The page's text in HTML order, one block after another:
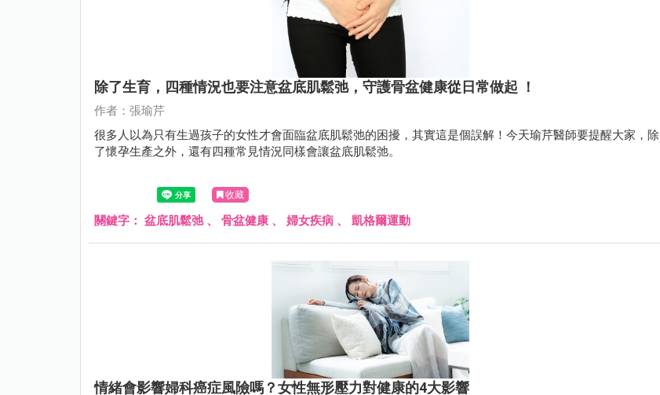
除了生育，四種情況也要注意盆底肌鬆弛，守護骨盆健康從日常做起 ！
作者：張瑜芹
很多人以為只有生過孩子的女性才會面臨盆底肌鬆弛的困擾，其實這是個誤解！今天瑜芹醫師要提醒大家，除
了懷孕生產之外，還有四種常見情況同樣會讓盆底肌鬆弛。
收藏
關鍵字： 盆底肌鬆弛、 骨盆健康 、 婦女疾病 、 凱格爾運動
情緒會影響婦科癌症風險嗎？女性無形壓力對健康的4大影響